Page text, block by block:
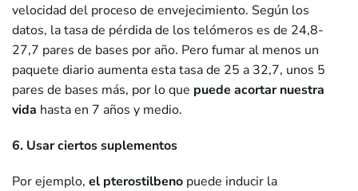
velocidad del proceso de envejecimiento. Según los
datos, la tasa de pérdida de los telómeros es de 24,8-
27,7 pares de bases por año. Pero fumar al menos un
paquete diario aumenta esta tasa de 25 a 32,7, unos 5
pares de bases más, por lo que puede acortar nuestra
vida hasta en 7 años y medio.
6. Usar ciertos suplementos
Por ejemplo, el pterostilbeno puede inducir la